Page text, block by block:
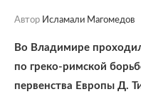
Автор Исламали Магомедов
Во Владимире
по греко-римской
первенства Европы Д.